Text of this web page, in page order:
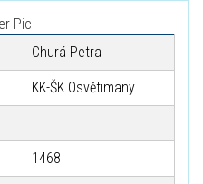
Churá Petra
KK-ŠK Osvětimany
1468